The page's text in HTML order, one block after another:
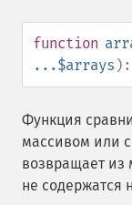
function
...$arrays ):
Функция
массивом или
возвращает из
не содержатся